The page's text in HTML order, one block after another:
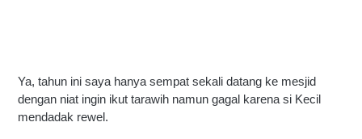
Ya, tahun ini saya hanya sempat sekali datang ke mesjid
dengan niat ingin ikut tarawih namun gagal karena si Kecil
mendadak rewel.